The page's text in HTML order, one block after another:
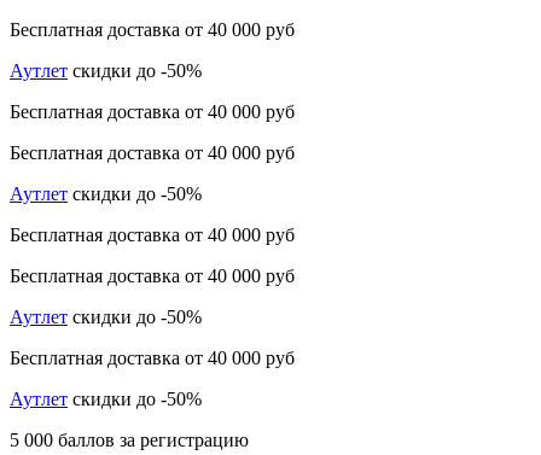
Бесплатная доставка от 40 000 руб
Аутлет скидки до -50%
Бесплатная доставка от 40 000 руб
Бесплатная доставка от 40 000 руб
Аутлет скидки до -50%
Бесплатная доставка от 40 000 руб
Бесплатная доставка от 40 000 руб
Аутлет скидки до -50%
Бесплатная доставка от 40 000 руб
Аутлет скидки до -50%
5 000 баллов за регистрацию